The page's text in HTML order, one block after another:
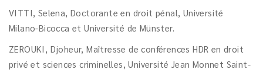
VITTI, Selena, Doctorante en droit pénal, Université
Milano-Bicocca et Université de Münster.
ZEROUKI, Djoheur, Maîtresse de conférences HDR en droit
privé et sciences criminelles, Université Jean Monnet Saint-